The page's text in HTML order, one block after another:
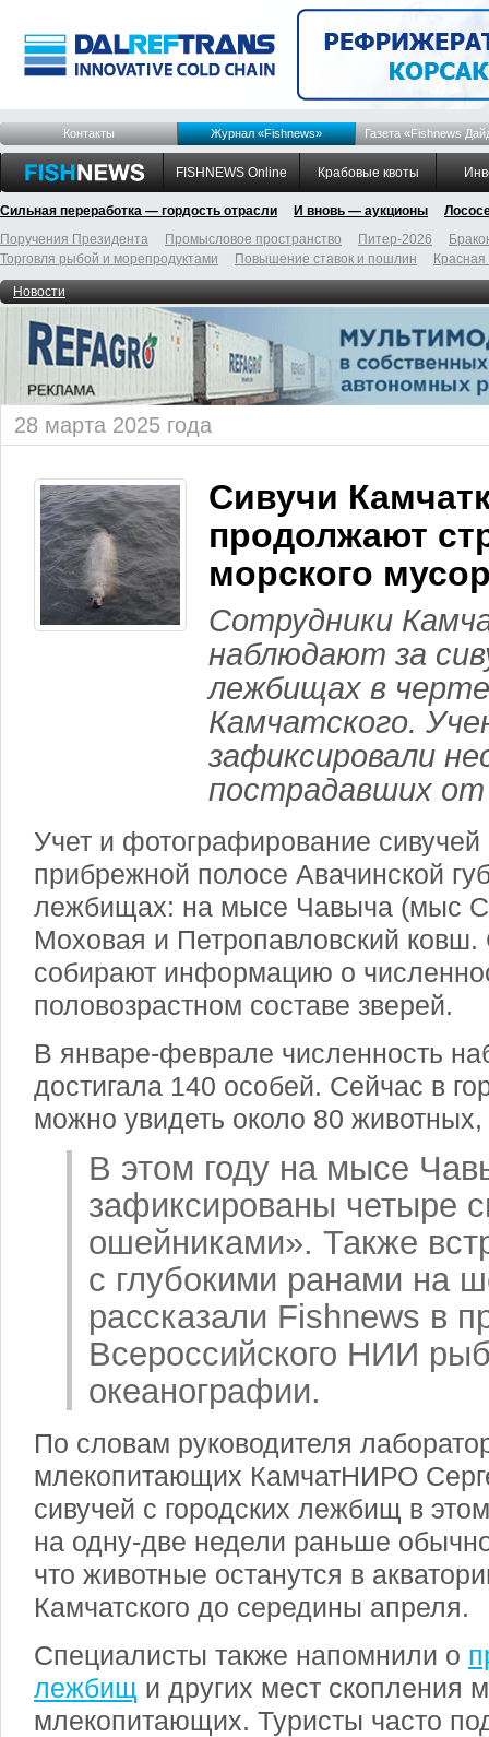
Контакты Журнал «Fishnews» Газета «Fishnews
FISHNEWS Online Крабовые квоты
Сильная переработка — гордость отрасли И вновь — аукционы
Поручения Президента
Промысловое пространство Питер-2026
Торговля рыбой и морепродуктами
Повышение ставок и пошлин
Новости
28 марта 2025 года
Сивучи
продолжают
морского
Сотрудники
наблюдают за
лежбищах в
Камчатского.
зафиксировали
пострадавших от
Учет и фотографирование сивучей
прибрежной полосе Авачинской
лежбищах: на мысе Чавыча (мыс
Моховая и Петропавловский
собирают информацию о
половозрастном составе зверей.
В январе-феврале численность
достигала 140 особей. Сейчас в
можно увидеть около 80
В этом году на мысе
зафиксированы четыре
ошейниками». Также
с глубокими ранами на
рассказали Fishnews в
Всероссийского НИИ
океанографии.
По словам руководителя
млекопитающих КамчатНИРО
сивучей с городских лежбищ в
на одну-две недели раньше
что животные останутся в
Камчатского до середины апреля.
Специалисты также напомнили о
лежбищ и других мест скопления
млекопитающих. Туристы часто